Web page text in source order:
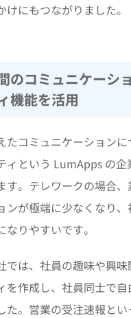
けにもつながりました。
のコミュニケーシ
機能を活用
たコミュニケーション
ィという LumApps の企
す。テレワークの場合
ンが極端に少なくなり
なりやすいです。
では、社員の趣味や興
を作成し、社員同士で
た。営業の受注速報と